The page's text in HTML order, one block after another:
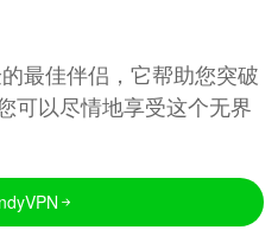
最佳伴侣，它帮助您突破
可以尽情地享受这个无界